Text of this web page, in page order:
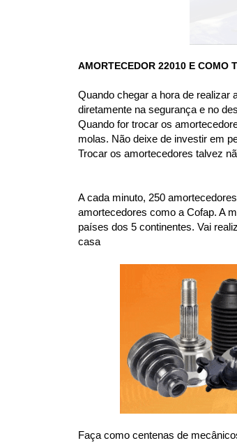
AMORTECEDOR 22010 E COMO
Quando chegar a hora de realizar
diretamente na segurança e no
Quando for trocar os
molas. Não deixe de investir em
Trocar os amortecedores talvez
A cada minuto, 250
amortecedores como a Cofap. A
países dos 5 continentes. Vai
casa
Faça como centenas de